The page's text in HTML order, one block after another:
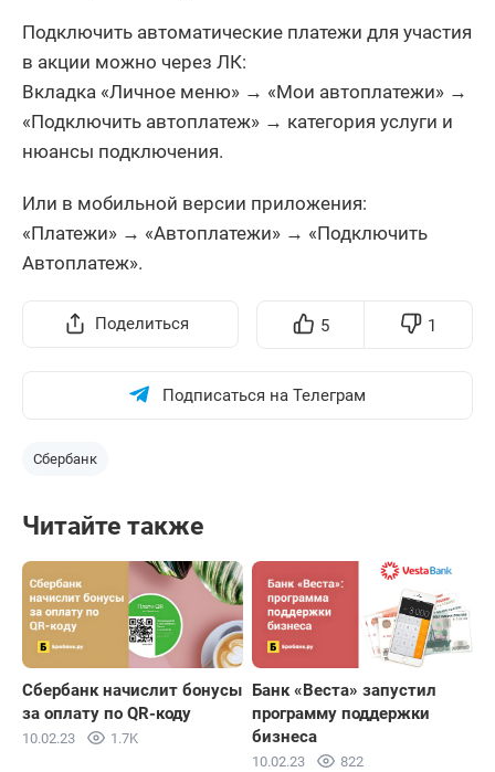
Подключить автоматические платежи для участия
в акции можно через ЛК:
Вкладка «Личное меню» → «Мои автоплатежи» →
«Подключить автоплатеж» → категория услуги и
нюансы подключения.
Или в мобильной версии приложения:
«Платежи» → «Автоплатежи» → «Подключить
Автоплатеж».
Поделиться 5 1
Подписаться на Телеграм
Сбербанк
Читайте также
Сбербанк начислит бонусы
за оплату по QR-коду
10.02.23 1.7K
Банк «Веста» запустил
программу поддержки
бизнеса
10.02.23 822